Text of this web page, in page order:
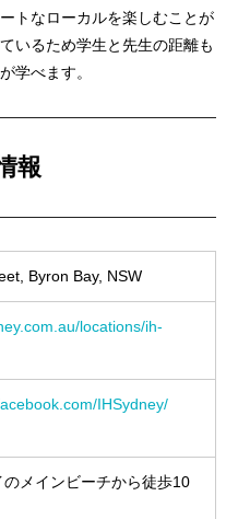
トなローカルを楽しむことが
いるため学生と先生の距離も
学べます。
報
Byron Bay, NSW
locations/ih-
IHSydney/
メインビーチから徒歩10